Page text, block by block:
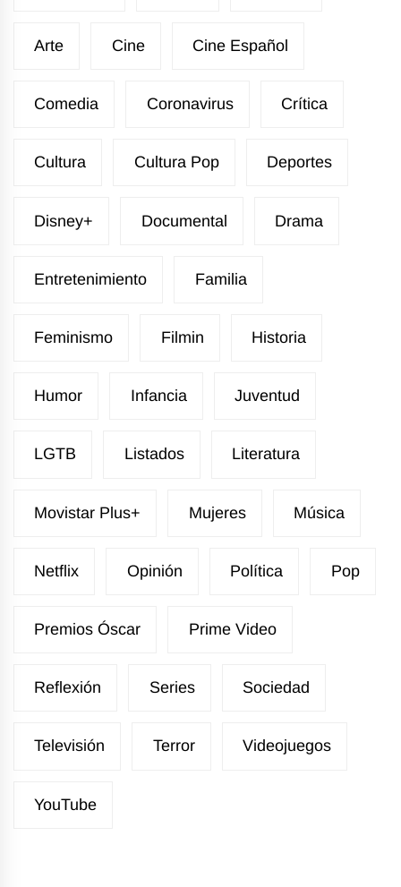
Arte Cine Cine Español
Comedia Coronavirus Crítica
Cultura Cultura Pop Deportes
Disney+ Documental Drama
Entretenimiento Familia
Feminismo Filmin Historia
Humor Infancia Juventud
LGTB Listados Literatura
Movistar Plus+ Mujeres Música
Netflix Opinión Política Pop
Premios Óscar Prime Video
Reflexión Series Sociedad
Televisión Terror Videojuegos
YouTube